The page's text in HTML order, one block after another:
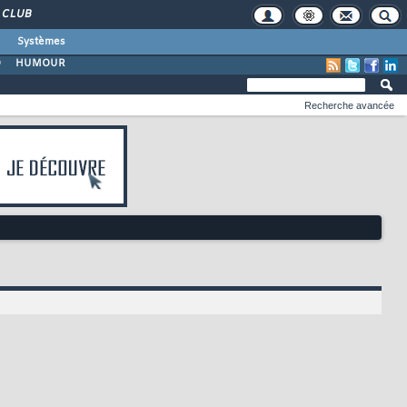
CLUB
Systèmes
HUMOUR
Recherche avancée